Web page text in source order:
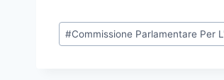
P
o
#Commissione Parlamentare Per